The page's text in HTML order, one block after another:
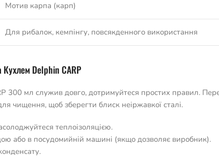
Мотив карпа (карп)
Для рибалок, кемпінгу, повсякденного використання
Кухлем Delphin CARP
300 мл служив довго, дотримуйтеся простих правил.
чищення, щоб зберегти блиск неіржавкої сталі.
теплоізоляцією.
або в посудомийній машині (якщо дозволяє виробник).